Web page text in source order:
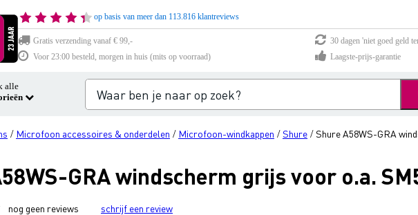
op basis van meer dan 113.816 klantreviews
Gratis verzending vanaf € 99,-
30 dagen 'niet goed geld
Voor 23:00 besteld, morgen in huis (mits op voorraad)
Laagste-prijs-garantie
alle
/ Microfoon accessoires & onderdelen / Microfoon-windkappen /Shure /Shure A58WS-GRA
GRA windscherm grijs voor o.a.
nog geen reviews schrijf een review